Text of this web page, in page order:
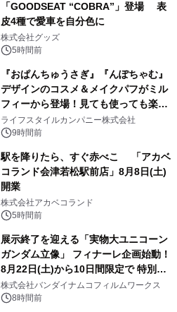
「GOODSEAT “COBRA”」登場 表
皮4種で愛車を自分色に
株式会社グッズ
5時間前
『おぱんちゅうさぎ』『んぽちゃむ』
デザインのコスメ＆メイクパフがミル
フィーから登場！見ても使っても楽し
い、ポップでキュートなコレクショ
ン。
ライフスタイルカンパニー株式会社
9時間前
駅を降りたら、すぐ赤べこ 「アカベ
コランド会津若松駅前店」8月8日(土)
開業
株式会社アカベコランド
5時間前
展示終了を迎える「実物大ユニコーン
ガンダム立像」 フィナーレ企画始動！
8月22日(土)から10日間限定で 特別映
像『UNICORN GUNDAM Statue ―
BEYOND POSSIBILITY ―』を上映！
株式会社バンダイナムコフィルムワークス
8時間前